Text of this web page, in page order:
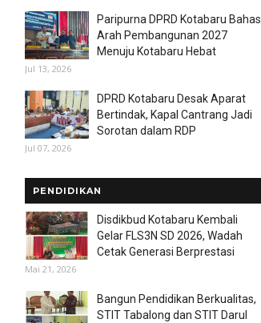
Paripurna DPRD Kotabaru Bahas
Arah Pembangunan 2027
Menuju Kotabaru Hebat
Jul 13, 2026
DPRD Kotabaru Desak Aparat
Bertindak, Kapal Cantrang Jadi
Sorotan dalam RDP
Jul 07, 2026
PENDIDIKAN
Disdikbud Kotabaru Kembali
Gelar FLS3N SD 2026, Wadah
Cetak Generasi Berprestasi
Mai 21, 2026
Bangun Pendidikan Berkualitas,
STIT Tabalong dan STIT Darul